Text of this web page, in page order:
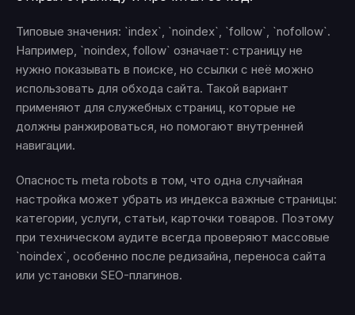
Типовые значения: `index`, `noindex`, `follow`, `nofollow`.
Например, `noindex, follow` означает: страницу не
нужно показывать в поиске, но ссылки с неё можно
использовать для обхода сайта. Такой вариант
применяют для служебных страниц, которые не
должны ранжироваться, но помогают внутренней
навигации.
Опасность meta robots в том, что одна случайная
настройка может убрать из индекса важные страницы:
категории, услуги, статьи, карточки товаров. Поэтому
при техническом аудите всегда проверяют массовые
`noindex`, особенно после редизайна, переноса сайта
или установки SEO-плагинов.